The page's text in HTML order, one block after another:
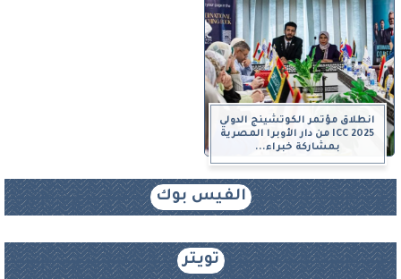
انطلاق مؤتمر الكوتشينج الدولي
ICC 2025 من دار الأوبرا المصرية
بمشاركة خبراء...
الفيس بوك
تويتر